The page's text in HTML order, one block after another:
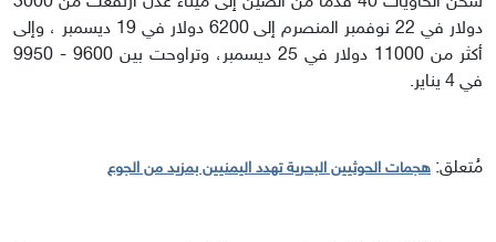
دولار في 22 نوفمبر المنصرم إلى 6200 دولار في 19 ديسمبر ، وإلى
أكثر من 11000 دولار في 25 ديسمبر، وتراوحت بين 9600 - 9950
في 4 يناير.
مُتعلق: هجمات الحوثيين البحرية تهدد اليمنيين بمزيد من الجوع